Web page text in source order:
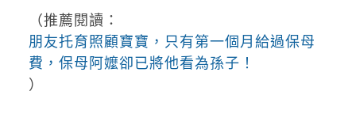
（推薦閱讀：
朋友托育照顧寶寶，只有第一個月給過保母
費，保母阿嬤卻已將他看為孫子！
）